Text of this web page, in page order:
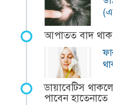
আপাতত বাদ
ডায়াবেটিস
পাবেন হাতেনাতে